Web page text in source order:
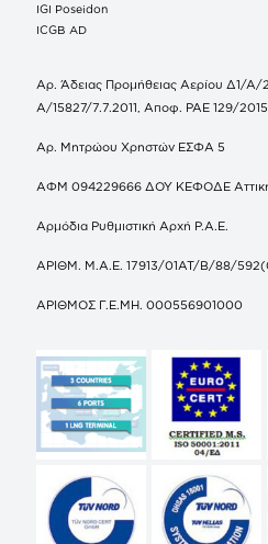
IGI Poseidon
ICGB AD
Αρ. Άδειας Προμήθειας Αερίου Δ1/Α/
Α/15827/7.7.2011, Αποφ. ΡΑΕ 129/
Αρ. Μητρώου Χρηστών ΕΣΦΑ 5
ΑΦΜ 094229666 ΔΟΥ ΚΕΦΟΔΕ
Αρμόδια Ρυθμιστική Αρχή Ρ.Α.Ε.
ΑΡΙΘΜ. Μ.Α.Ε. 17913/01ΑΤ/Β/88/
ΑΡΙΘΜΟΣ Γ.Ε.ΜΗ. 000556901000